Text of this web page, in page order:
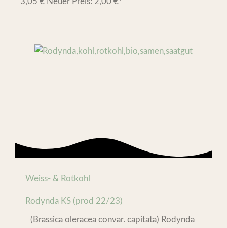
Weiss- & Rotkohl
Rodynda KS (prod 22/23)
(Brassica oleracea convar. capitata) Rodynda